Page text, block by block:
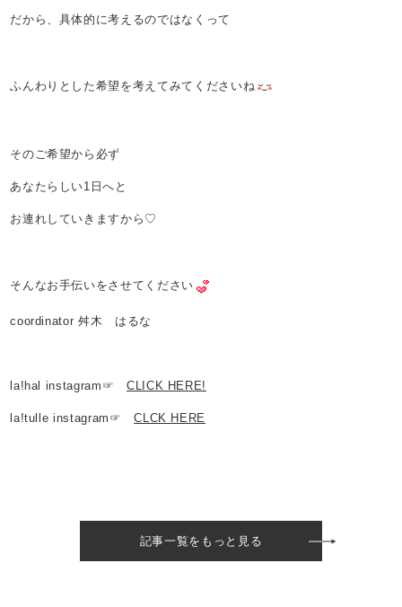
だから、具体的に考えるのではなくって
ふんわりとした希望を考えてみてくださいね
そのご希望から必ず
あなたらしい1日へと
お連れしていきますから♡
そんなお手伝いをさせてください
coordinator 舛木 はるな
la!hal instagram☞ CLICK HERE!
la!tulle instagram☞CLCK HERE
記事一覧をもっと見る